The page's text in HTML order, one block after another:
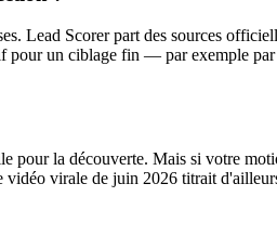
Lead Scorer part des sources
un ciblage fin — par exemple
pour la découverte. Mais si votre
virale de juin 2026 titrait